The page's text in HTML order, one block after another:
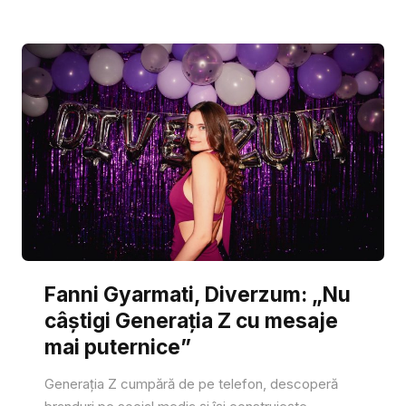
Fanni Gyarmati, Diverzum: „Nu
câștigi Generația Z cu mesaje
mai puternice”
Generația Z cumpără de pe telefon, descoperă